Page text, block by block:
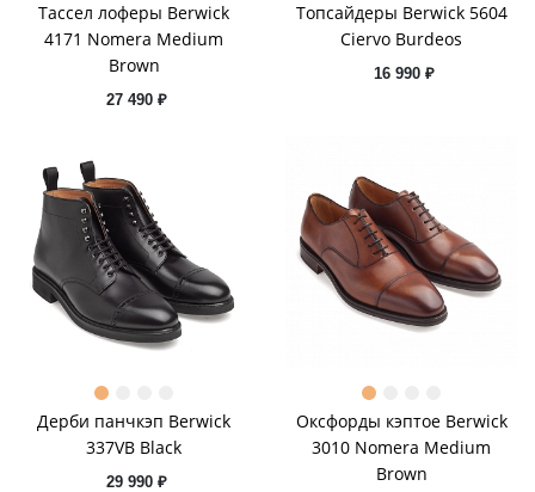
Тассел лоферы Berwick
4171 Nomera Medium
Brown
27 490 ₽
Топсайдеры Berwick 5604
Ciervo Burdeos
16 990 ₽
Дерби панчкэп Berwick
337VB Black
29 990 ₽
Оксфорды кэптое Berwick
3010 Nomera Medium
Brown